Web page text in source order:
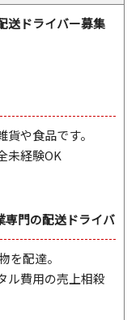
送ドライバー募集
や食品です。
未経験OK
門の配送ドライバ
を配達。
ル費用の売上相殺